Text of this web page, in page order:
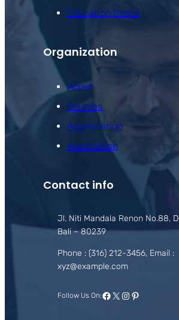
Education Board
Organization
About
Courses
Appreciation
Association
Contact info
Jl. Niti Mandala Renon No.88,
Bali – 80239
Phone : (316) 212-3456, Email :
xyz@example.com
Follow Us On:Facebook
X Instagram
Pinterest